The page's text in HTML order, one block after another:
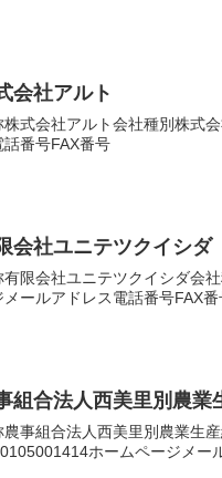
会社アルト
株式会社アルト会社種別株式
話番号FAX番号
会社ユニテツクイシダ
有限会社ユニテツクイシダ会
メールアドレス電話番号FAX番
組合法人西美里別農業
農事組合法人西美里別農業生
ホームページメー